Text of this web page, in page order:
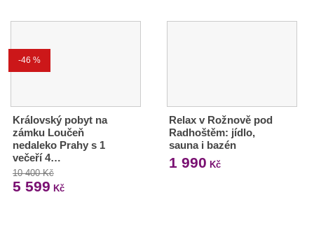
-46 %
Královský pobyt na
zámku Loučeň
nedaleko Prahy s 1
večeří 4…
10 400 Kč
5 599 Kč
Relax v Rožnově pod
Radhoštěm: jídlo,
sauna i bazén
1 990 Kč